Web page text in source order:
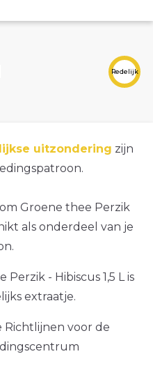
Redelijk
uitzondering zijn
Groene thee Perzik
als onderdeel van je
- Hibiscus 1,5 L is
extraatje.
Richtlijnen voor de